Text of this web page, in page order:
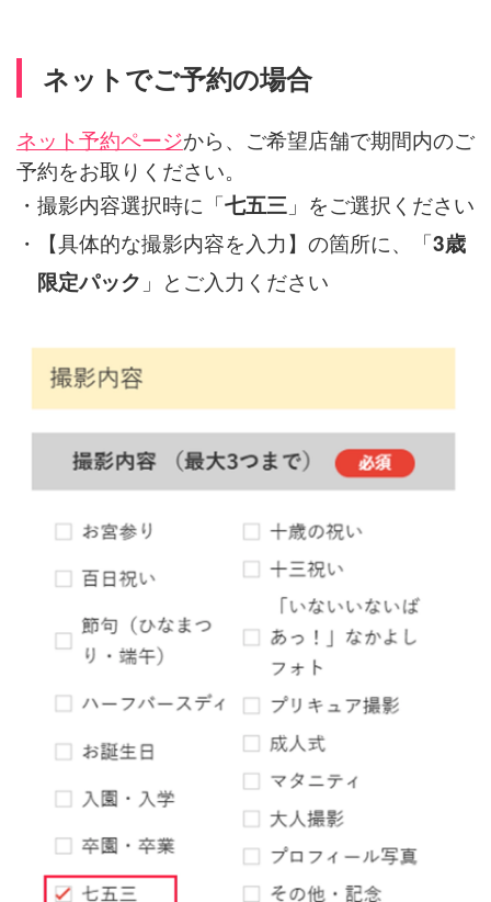
ネットでご予約の場合
ネット予約ページから、ご希望店舗で期間内のご
予約をお取りください。
・撮影内容選択時に「七五三」をご選択ください
・【具体的な撮影内容を入力】の箇所に、「3歳
限定パック 」とご入力ください